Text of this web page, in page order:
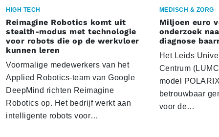
HIGH TECH
Reimagine Robotics komt uit
stealth-modus met technologie
voor robots die op de werkvloer
kunnen leren
Voormalige medewerkers van het
Applied Robotics-team van Google
DeepMind richten Reimagine
Robotics op. Het bedrijf werkt aan
intelligente robots voor…
MEDISCH & ZORG
Miljoen euro
onderzoek
diagnose
Het Leids
Centrum
model
betrouwbaar
voor de…